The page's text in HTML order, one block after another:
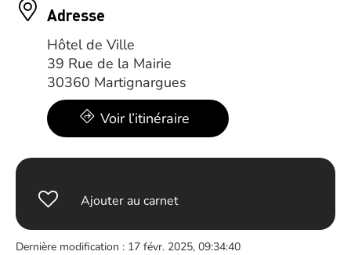
Adresse
Hôtel de Ville
39 Rue de la Mairie
30360 Martignargues
Voir l’itinéraire
Ajouter au carnet
Dernière modification : 17 févr. 2025, 09:34:40